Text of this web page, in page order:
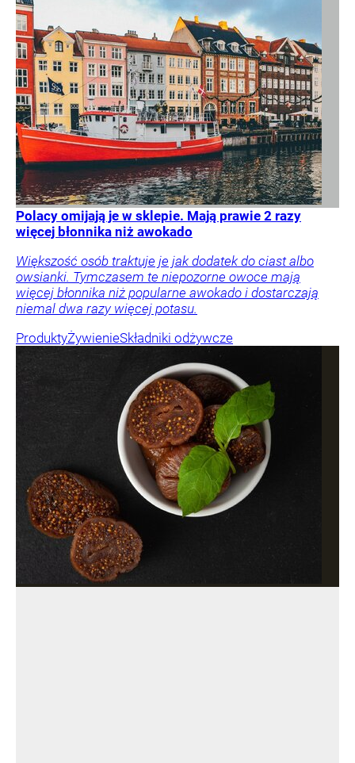
Polacy omijają je w sklepie. Mają prawie 2 razy
więcej błonnika niż awokado
Większość osób traktuje je jak dodatek do ciast albo
owsianki. Tymczasem te niepozorne owoce mają
więcej błonnika niż popularne awokado i dostarczają
niemal dwa razy więcej potasu.
ProduktyŻywienieSkładniki odżywcze